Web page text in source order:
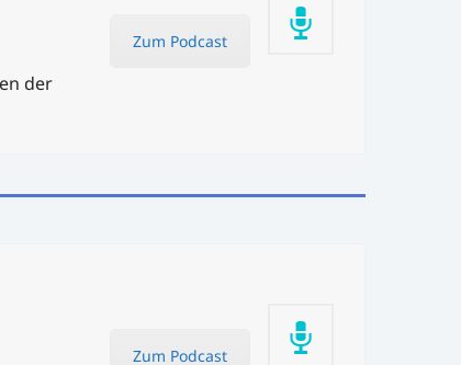
der
Zum Podcast
Zum Podcast